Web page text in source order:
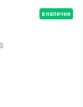
в наличии